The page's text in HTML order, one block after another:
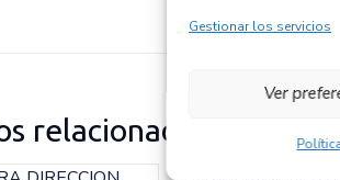
Gestionar los servicios
Ver
relacionados